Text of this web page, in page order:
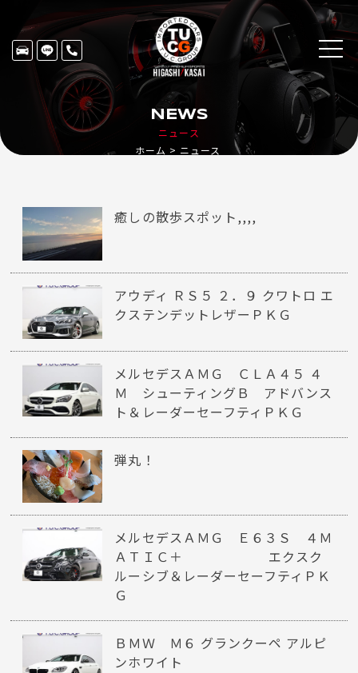
ニュース
NEWS
ホーム ニュース
癒しの散歩スポット,,,,
アウディ ＲＳ５ ２．９ クワトロ エ
クステンデットレザーＰＫＧ
メルセデスＡＭＧ ＣＬＡ４５ ４
Ｍ シューティングＢ アドバンス
ト＆レーダーセーフティＰＫＧ
弾丸！
メルセデスＡＭＧ Ｅ６３Ｓ ４Ｍ
ＡＴＩＣ＋ エクスク
ルーシブ＆レーダーセーフティＰＫ
Ｇ
ＢＭＷ Ｍ６ グランクーペ アルピ
ンホワイト